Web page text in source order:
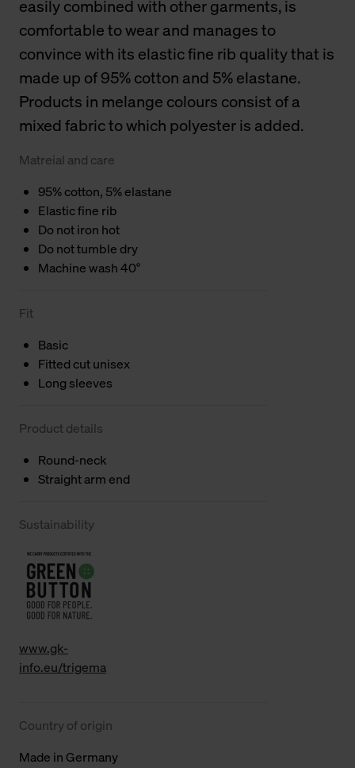
easily combined with other garments, is
comfortable to wear and manages to
convince with its elastic fine rib quality that is
made up of 95% cotton and 5% elastane.
Products in melange colours consist of a
mixed fabric to which polyester is added.
Matreial and care
95% cotton, 5% elastane
Elastic fine rib
Do not iron hot
Do not tumble dry
Machine wash 40°
Fit
Basic
Fitted cut unisex
Long sleeves
Product details
Round-neck
Straight arm end
Sustainability
www.gk-
info.eu/trigema
Country of origin
Made in Germany